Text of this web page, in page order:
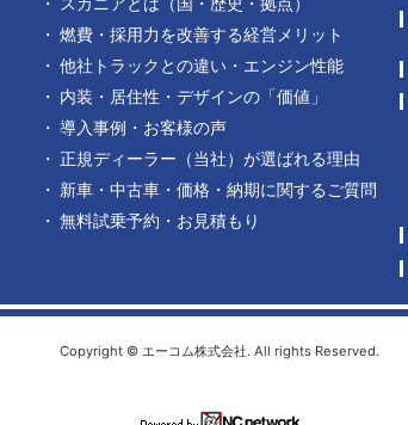
燃費・採用力を改善する経営メリット
他社トラックとの違い・エンジン性能
内装・居住性・デザインの「価値」
導入事例・お客様の声
正規ディーラー（当社）が選ばれる理由
新車・中古車・価格・納期に関するご質問
無料試乗予約・お見積もり
Copyright © エーコム株式会社. All rights Reserved.